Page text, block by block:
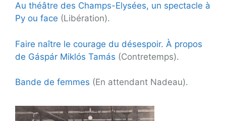
Au théâtre des Champs-Elysées, un spectacle à
Py ou face (Libération).
Faire naître le courage du désespoir. À propos
de Gáspár Miklós Tamás (Contretemps).
Bande de femmes (En attendant Nadeau).